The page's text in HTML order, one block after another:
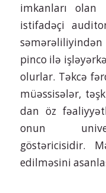
imkanları
istifadəçi
pinco ilə
olurlar. Təkcə
müəssisələr,
dan öz
onun
göstəricisidir.
edilməsini